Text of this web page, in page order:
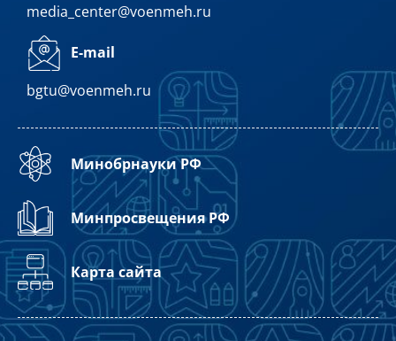
media_center@voenmeh.ru
E-mail
bgtu@voenmeh.ru
Минобрнауки РФ
Минпросвещения РФ
Карта сайта